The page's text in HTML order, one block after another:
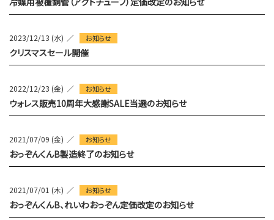
2023/12/13 (水) お知らせ
クリスマスセール開催
2022/12/23 (金) お知らせ
ウォレス販売10周年大感謝SALE当選のお知らせ
2021/07/09 (金) お知らせ
おっぞんくんB製造終了のお知らせ
2021/07/01 (木) お知らせ
おっぞんくんB、れいわおっぞん定価改定のお知らせ